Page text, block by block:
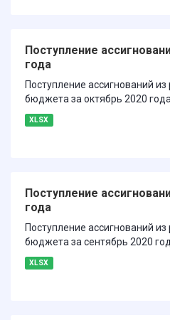
Поступление
года
Поступление ассигнований из
бюджета за октябрь 2020 года
XLSX
Поступление
года
Поступление ассигнований из
бюджета за сентябрь 2020
XLSX